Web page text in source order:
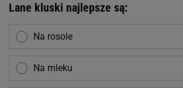
Lane kluski najlepsze są:
Na rosole
Na mleku